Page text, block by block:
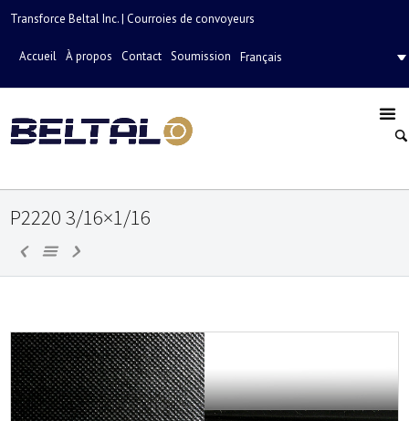
Transforce Beltal Inc. | Courroies de convoyeurs
Accueil À propos Contact Soumission Français
P2220 3/16×1/16